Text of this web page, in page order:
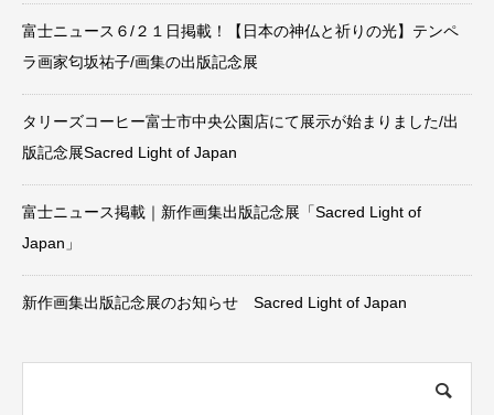
富士ニュース６/２１日掲載！【日本の神仏と祈りの光】テンペ
ラ画家匂坂祐子/画集の出版記念展
タリーズコーヒー富士市中央公園店にて展示が始まりました/出
版記念展Sacred Light of Japan
富士ニュース掲載｜新作画集出版記念展「Sacred Light of
Japan」
新作画集出版記念展のお知らせ Sacred Light of Japan